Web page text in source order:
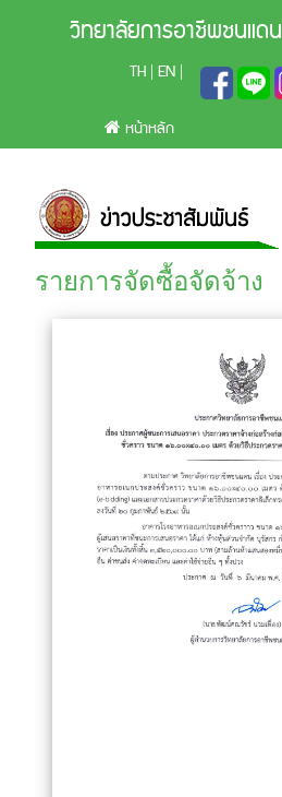
วิทยาลัยการอาชีพชนแดน
TH EN
หน้าหลัก
รายการจัดซื้อจัดจ้าง